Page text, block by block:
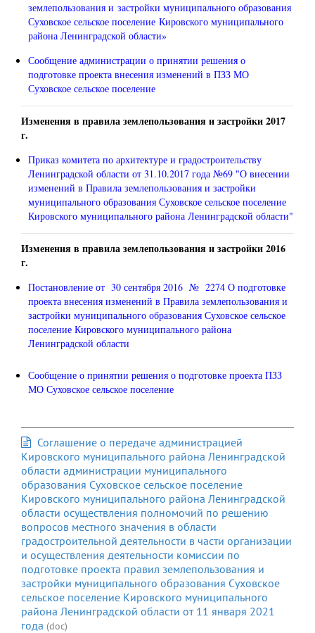
землепользования и застройки муниципального образования
Суховское сельское поселение Кировского муниципального
района Ленинградской области»
Сообщение администрации о принятии решения о
подготовке проекта внесения изменений в ПЗЗ МО
Суховское сельское поселение
Изменения в правила землепользования и застройки 2017
г.
Приказ комитета по архитектуре и градостроительству
Ленинградской области от 31.10.2017 года №69 "О внесении
изменений в Правила землепользования и застройки
муниципального образования Суховское сельское поселение
Кировского муниципального района Ленинградской области"
Изменения в правила землепользования и застройки 2016
г.
Постановление от 30 сентября 2016 № 2274 О подготовке
проекта внесения изменений в Правила землепользования и
застройки муниципального образования Суховское сельское
поселение Кировского муниципального района
Ленинградской области
Сообщение о принятии решения о подготовке проекта ПЗЗ
МО Суховское сельское поселение
Соглашение о передаче администрацией
Кировского муниципального района Ленинградской
области администрации муниципального
образования Суховское сельское поселение
Кировского муниципального района Ленинградской
области осуществления полномочий по решению
вопросов местного значения в области
градостроительной деятельности в части организации
и осуществления деятельности комиссии по
подготовке проекта правил землепользования и
застройки муниципального образования Суховское
сельское поселение Кировского муниципального
района Ленинградской области от 11 января 2021
года (doc)